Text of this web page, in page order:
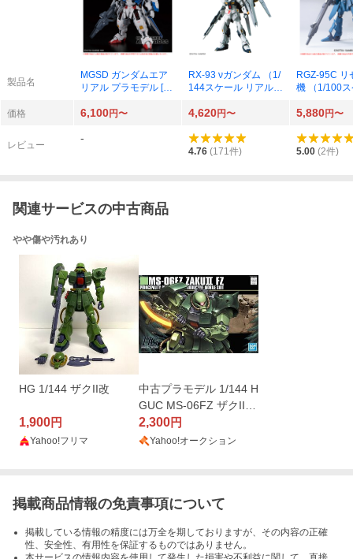
製品名
MGSD ガンダムエア
リアル プラモデル [B
RX-93 νガンダム （1/
144スケール リアルグ
動戦士ガンダム 逆襲
RGZ-95C リ
機 （1/100
C 5063198）
価格 6,100円〜 4,620円〜 5,880円〜
レビュー
-
4.76 (171 件) 5.00 (2件)
関連サービスの中古商品
やや傷や汚れあり
HG 1/144 ザクII改
1,900円
Yahoo!フリマ
中古プラモデル 1/144 H
GUC MS-06FZ ザクII改
「機動戦士ガンダム008
0 ポケットの中の戦争」
2,300円
Yahoo!オークション
掲載商品情報の免責事項について
掲載している情報の精度には万全を期しておりますが、その内容の正確
性、安全性、有用性を保証するものではありません。